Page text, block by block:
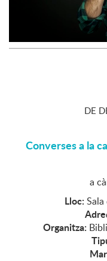
DE
Converses a la
a
Lloc:
Organitza: